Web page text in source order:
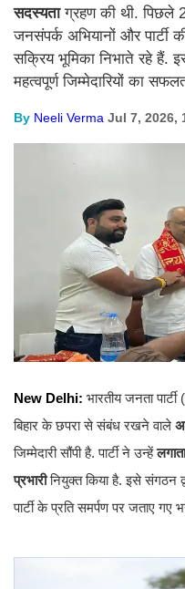
सदस्यताग्रहण की थी. पिछले
जनसंपर्क अभियानों और
सक्रिय भूमिका निभाते रहे हैं.
महत्वपूर्ण जिम्मेदारियों का
By Neeli Verma Jul 7, 2026,
New Delhi: भारतीय जनता
बिहार के छपरा से संबंध रखने वाले
जिम्मेदारी सौंपी है. पार्टी ने उन्हें
प्रभारीनियुक्त किया है. इसे संगठन
पार्टी के प्रति समर्पण पर जताए